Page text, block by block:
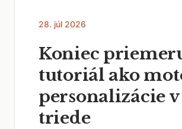
28. júl 2026
Koniec
tutoriál ako
personalizácie v
triede